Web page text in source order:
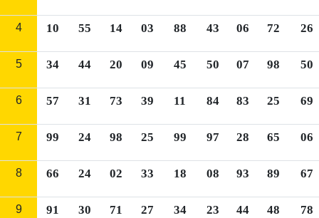
4 10 55 14 03 88 43 06 72 26
5 34 44 20 09 45 50 07 98 50
6 57 31 73 39 11 84 83 25 69
7 99 24 98 25 99 97 28 65 06
8 66 24 02 33 18 08 93 89 67
9 91 30 71 27 34 23 44 48 78